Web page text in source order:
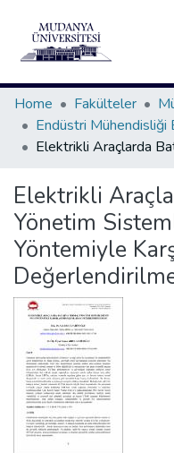
All
Home
Fakülteler
Elektrikli
Yönetim
Yöntemiyle